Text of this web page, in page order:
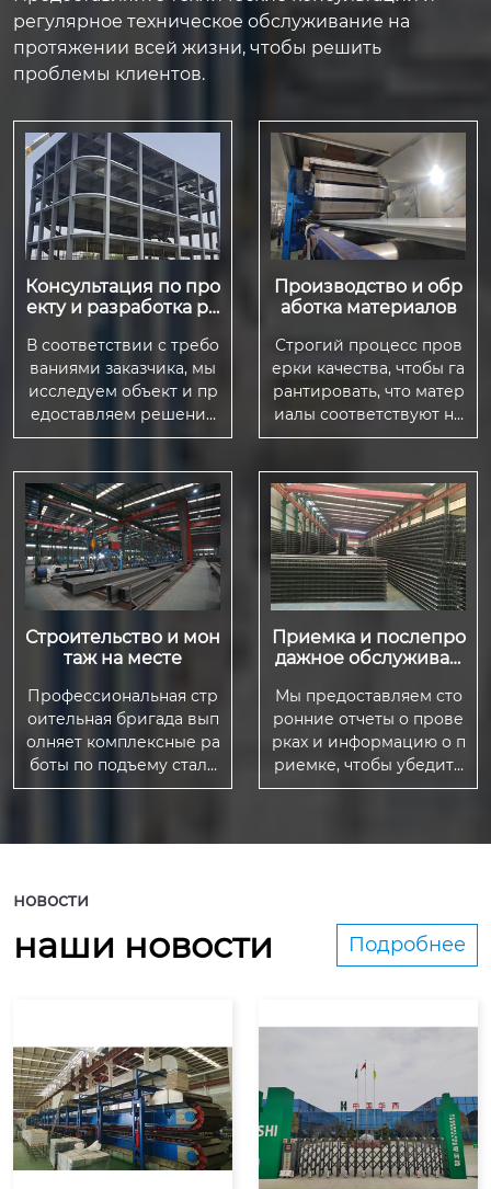
регулярное техническое обслуживание на
протяжении всей жизни, чтобы решить
проблемы клиентов.
Консультация по про
екту и разработка ре
В соответствии с требо
ваниями заказчика, мы
исследуем объект и пр
едоставляем решение
по строительной систе
кций.
Производство и обр
аботка материалов
Строгий процесс пров
ерки качества, чтобы га
рантировать, что матер
иалы соответствуют на
циональным стандарта
ваниям клиентов.
Строительство и мон
таж на месте
Профессиональная стр
оительная бригада вып
олняет комплексные ра
боты по подъему сталь
ных конструкций, уклад
Приемка и послепро
дажное обслуживан
Мы предоставляем сто
ронние отчеты о прове
рках и информацию о п
риемке, чтобы убедить
ся в том, что проект соо
новости
наши новости Подробнее